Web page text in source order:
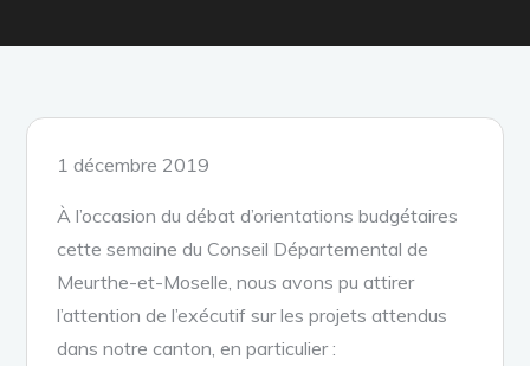
Posted
1 décembre 2019
À l’occasion du débat d’orientations budgétaires
cette semaine du Conseil Départemental de
Meurthe-et-Moselle, nous avons pu attirer
l’attention de l’exécutif sur les projets attendus
dans notre canton, en particulier :